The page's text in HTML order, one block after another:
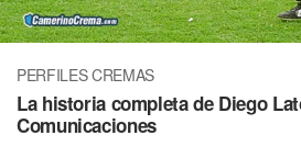
PERFILES CREMAS
La historia completa de Diego
Comunicaciones